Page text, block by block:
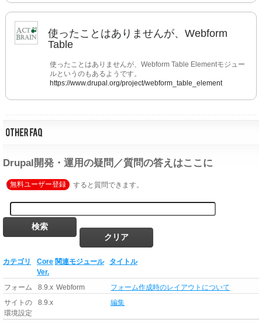
使ったことはありませんが、Webform
Table
使ったことはありませんが、Webform Table Elementモジュー
ルというのもあるようです。
https://www.drupal.org/project/webform_table_element
Drupal開発・運用の疑問／質問の答えはここに
無料ユーザー登録 すると質問できます。
カテゴリ
Core
Ver.
関連モジュール タイトル
フォーム 8.9.x Webform
フォーム作成時のレイアウトについて
サイトの
環境設定
8.9.x 編集